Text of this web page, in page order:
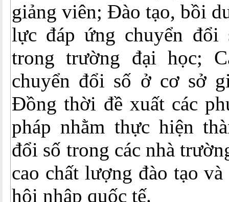
giảng viên; Đào tạo, bồi
lực đáp ứng chuyển đổi
trong trường đại học;
chuyển đổi số ở cơ sở
Đồng thời đề xuất các
pháp nhằm thực hiện
đổi số trong các nhà
cao chất lượng đào tạo
hội nhập quốc tế.